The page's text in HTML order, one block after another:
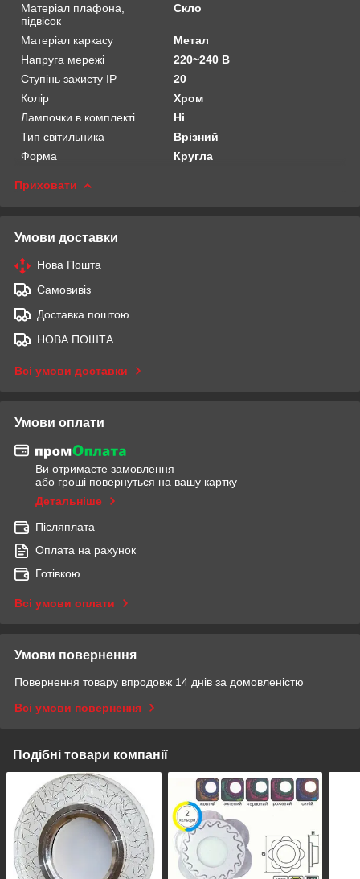
Матеріал плафона,
підвісок
Скло
Матеріал каркасу
Метал
Напруга мережі
220~240 В
Ступінь захисту IP
20
Колір
Хром
Лампочки в комплекті
Ні
Тип світильника
Врізний
Форма
Кругла
Приховати
Умови доставки
Нова Пошта
Самовивіз
Доставка поштою
НОВА ПОШТА
Всі умови доставки
Умови оплати
Ви отримаєте замовлення
або гроші повернуться на вашу картку
Детальніше
Післяплата
Оплата на рахунок
Готівкою
Всі умови оплати
Умови повернення
Повернення товару впродовж 14 днів за домовленістю
Всі умови повернення
Подібні товари компанії